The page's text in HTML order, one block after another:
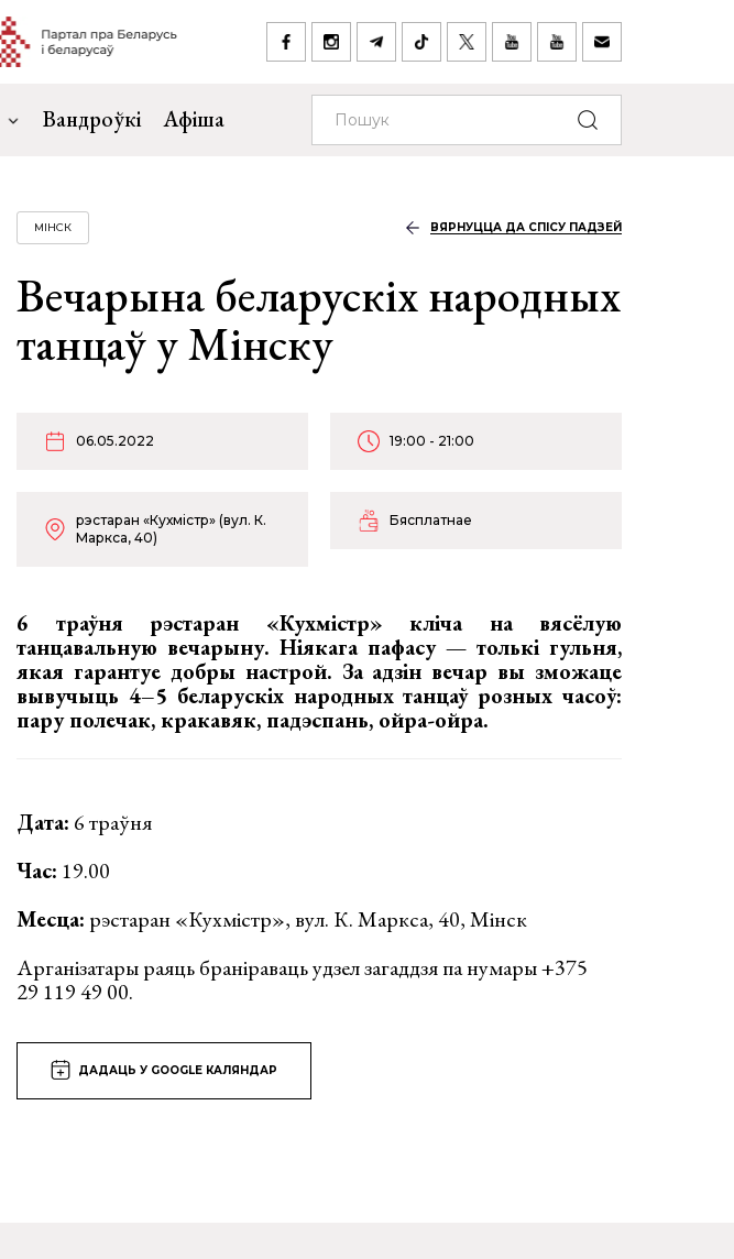
Вандроўкі Афіша
МІНСК ВЯРНУЦЦА ДА СПІСУ ПАДЗЕЙ
Вечарына беларускіх народных
танцаў у Мінску
06.05.2022 19:00 - 21:00
рэстаран «Кухмістр» (вул. К.
Маркса, 40)
Бясплатнае
6 траўня рэстаран «Кухмістр» кліча на вясёлую
танцавальную вечарыну. Ніякага пафасу — толькі гульня,
якая гарантуе добры настрой. За адзін вечар вы зможаце
вывучыць 4–5 беларускіх народных танцаў розных часоў:
пару полечак, кракавяк, падэспань, ойра-ойра.
Дата: 6 траўня
Час: 19.00
Месца: рэстаран «Кухмістр», вул. К. Маркса, 40, Мінск
Арганізатары раяць браніраваць удзел загаддзя па нумары +375
29 119 49 00.
ДАДАЦЬ У GOOGLE КАЛЯНДАР